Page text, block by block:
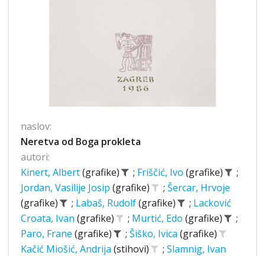
naslov:
Neretva od Boga prokleta
autori:
Kinert, Albert(grafike) ; Friščić, Ivo (grafike)
;
Jordan, Vasilije Josip (grafike) ; Šercar, Hrvoje
(grafike)
; Labaš, Rudolf(grafike) ; Lacković
Croata, Ivan (grafike) ; Murtić, Edo (grafike)
;
Paro, Frane (grafike) ; Šiško, Ivica (grafike)
Kačić Miošić, Andrija (stihovi) ; Slamnig, Ivan